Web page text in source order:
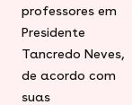
professores em
Presidente
Tancredo Neves,
de acordo com
suas